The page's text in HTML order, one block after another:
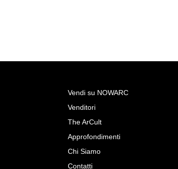
Richiedi Maggiori Info su
XIX secolo, Tavolino
piano in marmi commessi
Vendi su NOWARC
Venditori
The ArCult
Approfondimenti
Chi Siamo
Contatti